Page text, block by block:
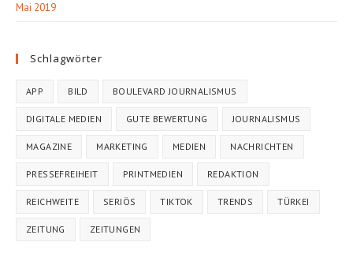
Mai 2019
Schlagwörter
APP BILD BOULEVARD JOURNALISMUS
DIGITALE MEDIEN GUTE BEWERTUNG JOURNALISMUS
MAGAZINE MARKETING MEDIEN NACHRICHTEN
PRESSEFREIHEIT PRINTMEDIEN REDAKTION
REICHWEITE SERIÖS TIKTOK TRENDS TÜRKEI
ZEITUNG ZEITUNGEN